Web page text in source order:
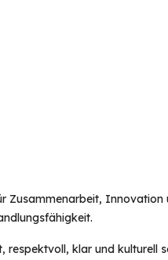
Zusammenarbeit, Innovation
klar und kulturell